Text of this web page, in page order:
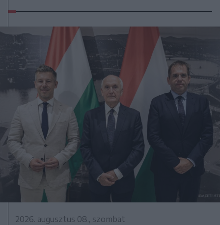
2026. augusztus 08., szombat